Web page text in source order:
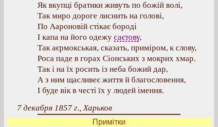
Як вкупці братики живуть по божій волі,
Так миро дороге лиснить на голові,
По Аароновій стікає бороді
І капа на його одежу саєтову,
Так аєрмокськая, сказать, приміром, к слову,
Роса паде в горах Сіонських з мокрих хмар.
Так і на їх росить із неба божий дар,
А з ним щасливеє життя й благословення,
І буде вік в честі їх у людей імення.
7 декабря 1857 г., Харьков
Примітки